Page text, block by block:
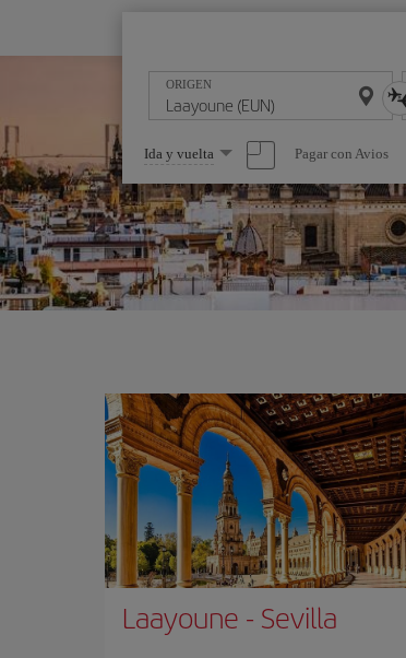
ORIGEN
Seleccione
una
opción
Ida y vuelta Pagar con Avios
Laayoune - Sevilla